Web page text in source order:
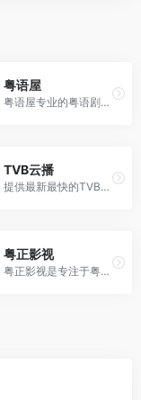
粤语屋
粤语屋专业的粤语剧网站,每天更新最新港剧,港剧追剧必看！提供最全的TVB电视剧，2019最新TVB港剧，香港电影，香港综艺，每天第一时间更新，为港剧迷爱好者提供高质量港剧观看平台网站！
TVB云播
提供最新最快的TVB电视剧在线播放，并同时提供国内火热电视剧极速播放！
粤正影视
粤正影视是专注于粤语原音的港剧网站，涵盖粤语屋所有粤语电视剧、粤语电影、粤语动漫、粤语综艺、粤语纪录片等粤语剧目。